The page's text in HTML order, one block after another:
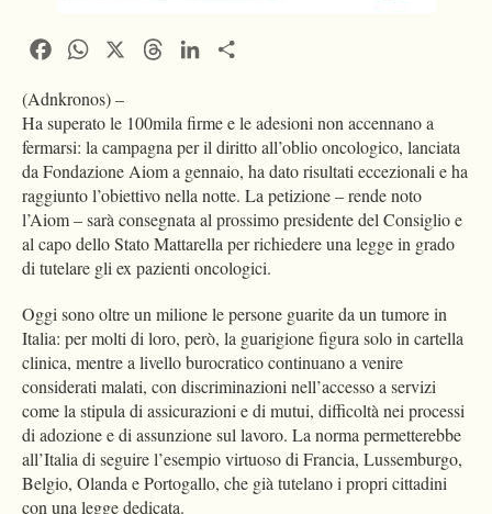
FacebookWhatsApp ThreadsLinkedIn
(Adnkronos) –
Ha superato le 100mila firme e le adesioni non accennano a
fermarsi: la campagna per il diritto all’oblio oncologico, lanciata
da Fondazione Aiom a gennaio, ha dato risultati eccezionali e ha
raggiunto l’obiettivo nella notte. La petizione – rende noto
l’Aiom – sarà consegnata al prossimo presidente del Consiglio e
al capo dello Stato Mattarella per richiedere una legge in grado
di tutelare gli ex pazienti oncologici.
Oggi sono oltre un milione le persone guarite da un tumore in
Italia: per molti di loro, però, la guarigione figura solo in cartella
clinica, mentre a livello burocratico continuano a venire
considerati malati, con discriminazioni nell’accesso a servizi
come la stipula di assicurazioni e di mutui, difficoltà nei processi
di adozione e di assunzione sul lavoro. La norma permetterebbe
all’Italia di seguire l’esempio virtuoso di Francia, Lussemburgo,
Belgio, Olanda e Portogallo, che già tutelano i propri cittadini
con una legge dedicata.